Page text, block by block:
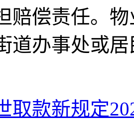
赔偿责任。
道办事处或
取款新规定